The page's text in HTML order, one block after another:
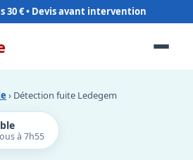
30 €
› Détection fuite Ledegem
à 7h55